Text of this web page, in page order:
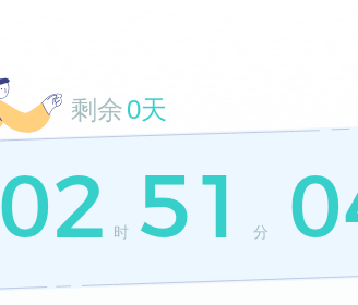
剩余0天
02 时 51 分